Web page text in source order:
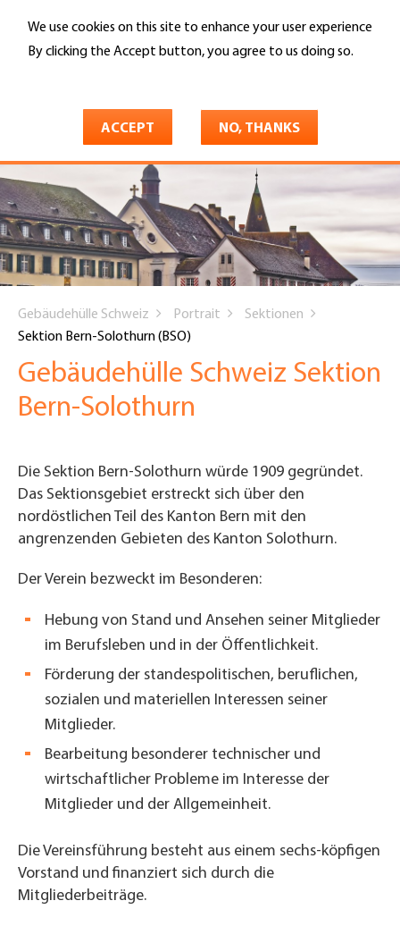
We use cookies on this site to enhance your user experience
By clicking the Accept button, you agree to us doing so.
ACCEPT NO, THANKS
main
Search
are
Gebäudehülle Schweiz Portrait
Sektionen
Sektion Bern-Solothurn (BSO)
Gebäudehülle Schweiz Sektion
Bern-Solothurn
Die Sektion Bern-Solothurn würde 1909 gegründet.
Das Sektionsgebiet erstreckt sich über den
nordöstlichen Teil des Kanton Bern mit den
angrenzenden Gebieten des Kanton Solothurn.
Der Verein bezweckt im Besonderen:
Hebung von Stand und Ansehen seiner Mitglieder
im Berufsleben und in der Öffentlichkeit.
Förderung der standespolitischen, beruflichen,
sozialen und materiellen Interessen seiner
Mitglieder.
Bearbeitung besonderer technischer und
wirtschaftlicher Probleme im Interesse der
Mitglieder und der Allgemeinheit.
Die Vereinsführung besteht aus einem sechs-köpfigen
Vorstand und finanziert sich durch die
Mitgliederbeiträge.